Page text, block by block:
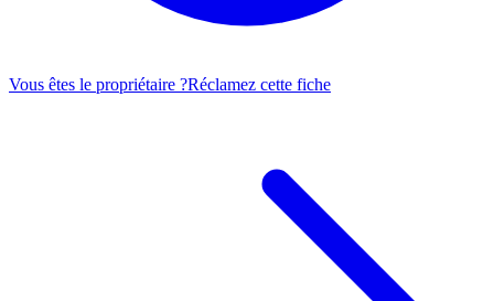
Vous êtes le propriétaire ?Réclamez cette fiche